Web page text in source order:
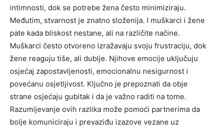
intimnosti, dok se potrebe žena često minimiziraju.
Međutim, stvarnost je znatno složenija. I muškarci i žene
pate kada bliskost nestane, ali na različite načine.
Muškarci često otvoreno izražavaju svoju frustraciju, dok
žene reaguju tiše, ali dublje. Njihove emocije uključuju
osjećaj zapostavljenosti, emocionalnu nesigurnost i
povećanu osjetljivost. Ključno je prepoznati da obje
strane osjećaju gubitak i da je važno raditi na tome.
Razumijevanje ovih razlika može pomoći partnerima da
bolje komuniciraju i prevaziđu izazove vezane uz